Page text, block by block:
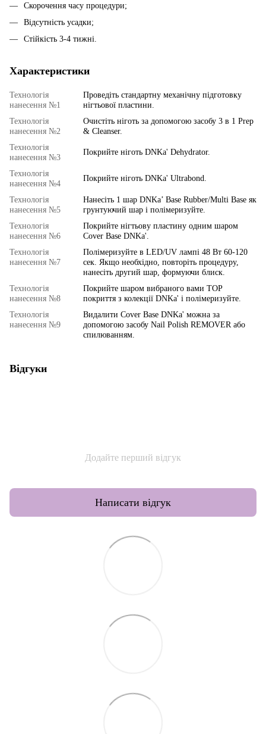
Скорочення часу процедури;
Відсутність усадки;
Стійкість 3-4 тижні.
Характеристики
Технологія
нанесення №1
Проведіть стандартну механічну підготовку
нігтьової пластини.
Технологія
нанесення №2
Очистіть ніготь за допомогою засобу 3 в 1 Prep
& Cleanser.
Технологія
нанесення №3
Покрийте ніготь DNKa' Dehydrator.
Технологія
нанесення №4
Покрийте ніготь DNKa' Ultrabond.
Технологія
нанесення №5
Нанесіть 1 шар DNKa’ Base Rubber/Multi Base як
грунтуючий шар і полімеризуйте.
Технологія
нанесення №6
Покрийте нігтьову пластину одним шаром
Cover Base DNKa'.
Технологія
нанесення №7
Полімеризуйте в LED/UV лампі 48 Вт 60-120
сек. Якщо необхідно, повторіть процедуру,
нанесіть другий шар, формуючи блиск.
Технологія
нанесення №8
Покрийте шаром вибраного вами TOP
покриття з колекції DNKa' і полімеризуйте.
Технологія
нанесення №9
Видалити Cover Base DNKa' можна за
допомогою засобу Nail Polish REMOVER або
спилюванням.
Відгуки
Додайте перший відгук
Написати відгук